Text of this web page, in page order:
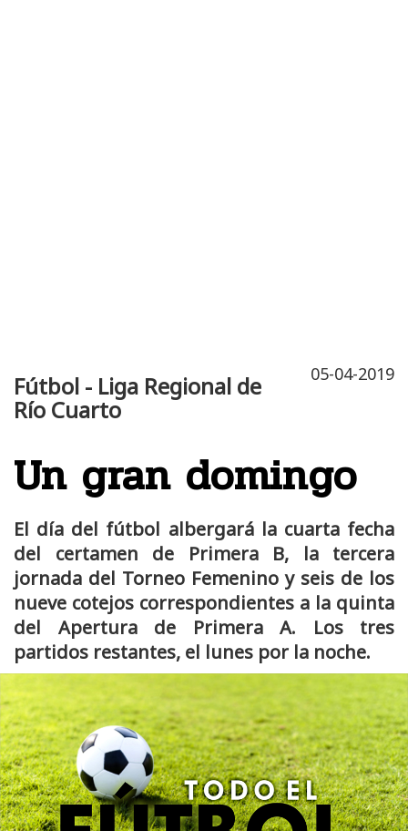
Fútbol - Liga Regional de
Río Cuarto
05-04-2019
Un gran domingo
El día del fútbol albergará la cuarta fecha
del certamen de Primera B, la tercera
jornada del Torneo Femenino y seis de los
nueve cotejos correspondientes a la quinta
del Apertura de Primera A. Los tres
partidos restantes, el lunes por la noche.